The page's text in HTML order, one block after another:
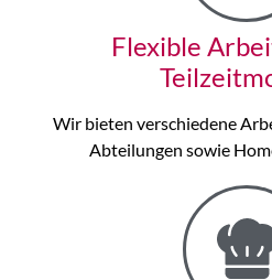
Flexible
Wir bieten verschiedene
Abteilungen sowie